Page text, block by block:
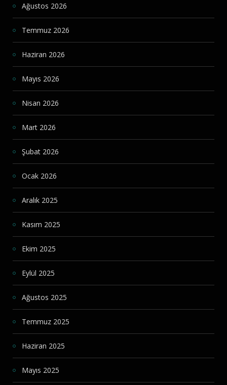
Ağustos 2026
Temmuz 2026
Haziran 2026
Mayıs 2026
Nisan 2026
Mart 2026
Şubat 2026
Ocak 2026
Aralık 2025
Kasım 2025
Ekim 2025
Eylül 2025
Ağustos 2025
Temmuz 2025
Haziran 2025
Mayıs 2025